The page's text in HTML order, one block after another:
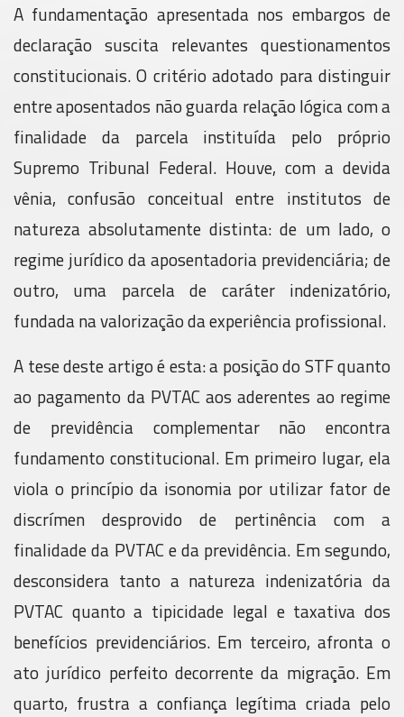
A fundamentação apresentada nos embargos de
declaração suscita relevantes questionamentos
constitucionais. O critério adotado para distinguir
entre aposentados não guarda relação lógica com a
finalidade da parcela instituída pelo próprio
Supremo Tribunal Federal. Houve, com a devida
vênia, confusão conceitual entre institutos de
natureza absolutamente distinta: de um lado, o
regime jurídico da aposentadoria previdenciária; de
outro, uma parcela de caráter indenizatório,
fundada na valorização da experiência profissional.
A tese deste artigo é esta: a posição do STF quanto
ao pagamento da PVTAC aos aderentes ao regime
de previdência complementar não encontra
fundamento constitucional. Em primeiro lugar, ela
viola o princípio da isonomia por utilizar fator de
discrímen desprovido de pertinência com a
finalidade da PVTAC e da previdência. Em segundo,
desconsidera tanto a natureza indenizatória da
PVTAC quanto a tipicidade legal e taxativa dos
benefícios previdenciários. Em terceiro, afronta o
ato jurídico perfeito decorrente da migração. Em
quarto, frustra a confiança legítima criada pelo